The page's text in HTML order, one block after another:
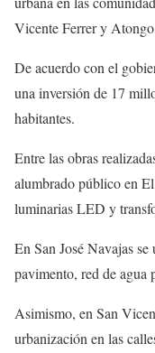
Vicente Ferrer y
De acuerdo con el
una inversión de 17
habitantes.
Entre las obras
alumbrado público en
luminarias LED y
En San José Navajas
pavimento, red de agua
Asimismo, en San
urbanización en las